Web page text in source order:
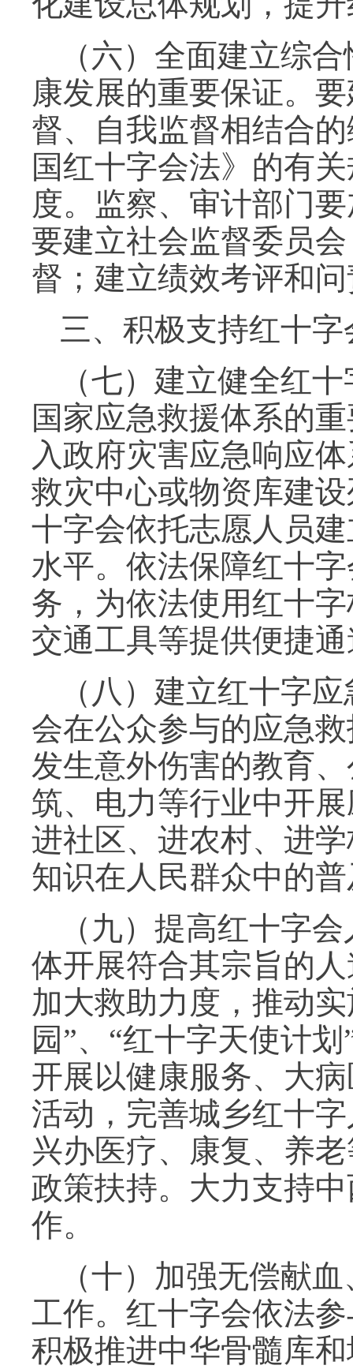
（六）全面建立综
康发展的重要保证。
督、自我监督相结合
国红十字会法》的有
度。监察、审计部门
要建立社会监督委员
督；建立绩效考评和
三、积极支持红十
（七）建立健全红
国家应急救援体系的
入政府灾害应急响应
救灾中心或物资库建
十字会依托志愿人员
水平。依法保障红十
务，为依法使用红十
交通工具等提供便捷
（八）建立红十字
会在公众参与的应急
发生意外伤害的教育
筑、电力等行业中开
进社区、进农村、进
知识在人民群众中的
（九）提高红十字
体开展符合其宗旨的
加大救助力度，推动
园”、“红十字天使计
开展以健康服务、大
活动，完善城乡红十
兴办医疗、康复、养
政策扶持。大力支持
作。
（十）加强无偿献
工作。红十字会依法
积极推进中华骨髓库